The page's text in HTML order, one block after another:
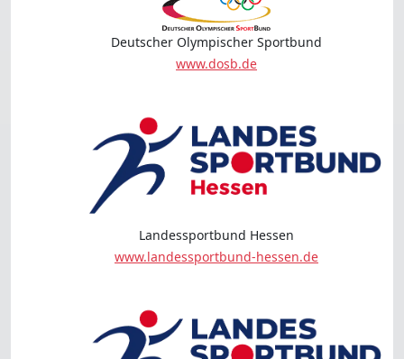
Deutscher Olympischer Sportbund
www.dosb.de
Landessportbund Hessen
www.landessportbund-hessen.de